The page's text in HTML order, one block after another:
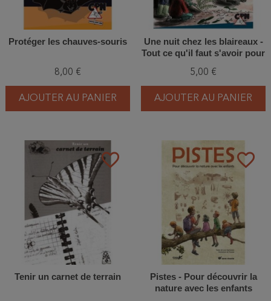
Protéger les chauves-souris
8,00 €
AJOUTER AU PANIER
Une nuit chez les blaireaux -
Tout ce qu'il faut s'avoir pour
5,00 €
AJOUTER AU PANIER
favorite_border
Tenir un carnet de terrain
favorite_border
Pistes - Pour découvrir la
nature avec les enfants